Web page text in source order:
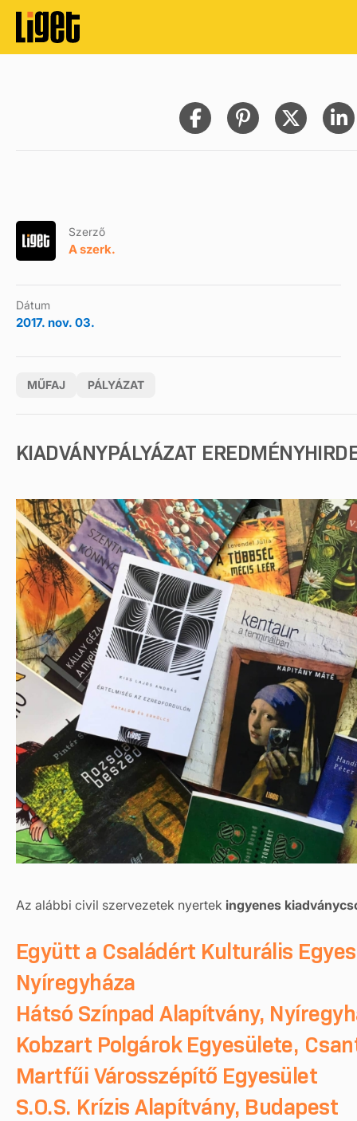
Szerző
A szerk.
Dátum
2017. nov. 03.
MŰFAJ PÁLYÁZAT
KIADVÁNYPÁLYÁZAT
Az alábbi civil szervezetek nyertek ingyenes
Együtt a Családért Kulturális
Nyíregyháza
Hátsó Színpad Alapítvány,
Kobzart Polgárok Egyesülete,
Martfűi Városszépítő Egyesület
S.O.S. Krízis Alapítvány, Budapest